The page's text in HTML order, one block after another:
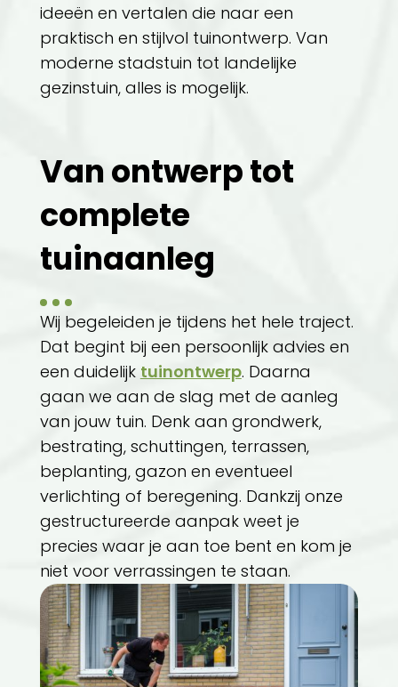
ideeën en vertalen die naar een
praktisch en stijlvol tuinontwerp. Van
moderne stadstuin tot landelijke
gezinstuin, alles is mogelijk.
Van ontwerp tot
complete
tuinaanleg
Wij begeleiden je tijdens het hele traject.
Dat begint bij een persoonlijk advies en
een duidelijk tuinontwerp. Daarna
gaan we aan de slag met de aanleg
van jouw tuin. Denk aan grondwerk,
bestrating, schuttingen, terrassen,
beplanting, gazon en eventueel
verlichting of beregening. Dankzij onze
gestructureerde aanpak weet je
precies waar je aan toe bent en kom je
niet voor verrassingen te staan.